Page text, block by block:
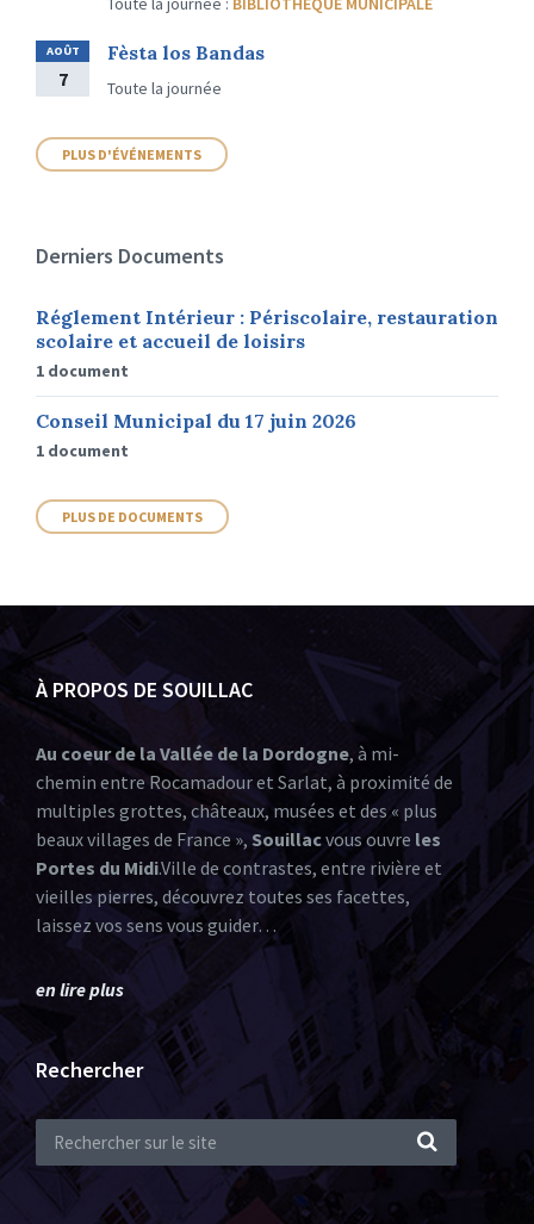
AOÛT
7
Fèsta los Bandas
Toute la journée
PLUS D'ÉVÉNEMENTS
Derniers Documents
Réglement Intérieur : Périscolaire, restauration
scolaire et accueil de loisirs
1 document
Conseil Municipal du 17 juin 2026
1 document
PLUS DE DOCUMENTS
À PROPOS DE SOUILLAC
Au coeur de la Vallée de la Dordogne, à mi-
chemin entre Rocamadour et Sarlat, à proximité de
multiples grottes, châteaux, musées et des « plus
beaux villages de France », Souillacvous ouvre les
Portes du Midi.Ville de contrastes, entre rivière et
vieilles pierres, découvrez toutes ses facettes,
laissez vos sens vous guider…
en lire plus
Rechercher